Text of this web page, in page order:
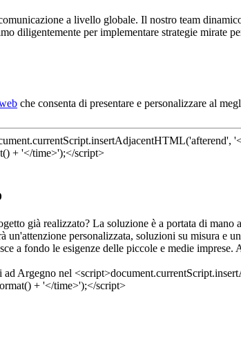
a livello globale. Il nostro team
diligentemente per implementare strategie mirate
che consenta di presentare e personalizzare al
già realizzato? La soluzione è a portata di mano
un'attenzione personalizzata, soluzioni su misura e
a fondo le esigenze delle piccole e medie